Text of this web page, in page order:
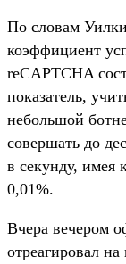
По словам
коэффициент
reCAPTCHA
показатель,
небольшой
совершать до
в секунду, имея
0,01%.
Вчера вечером
отреагировал